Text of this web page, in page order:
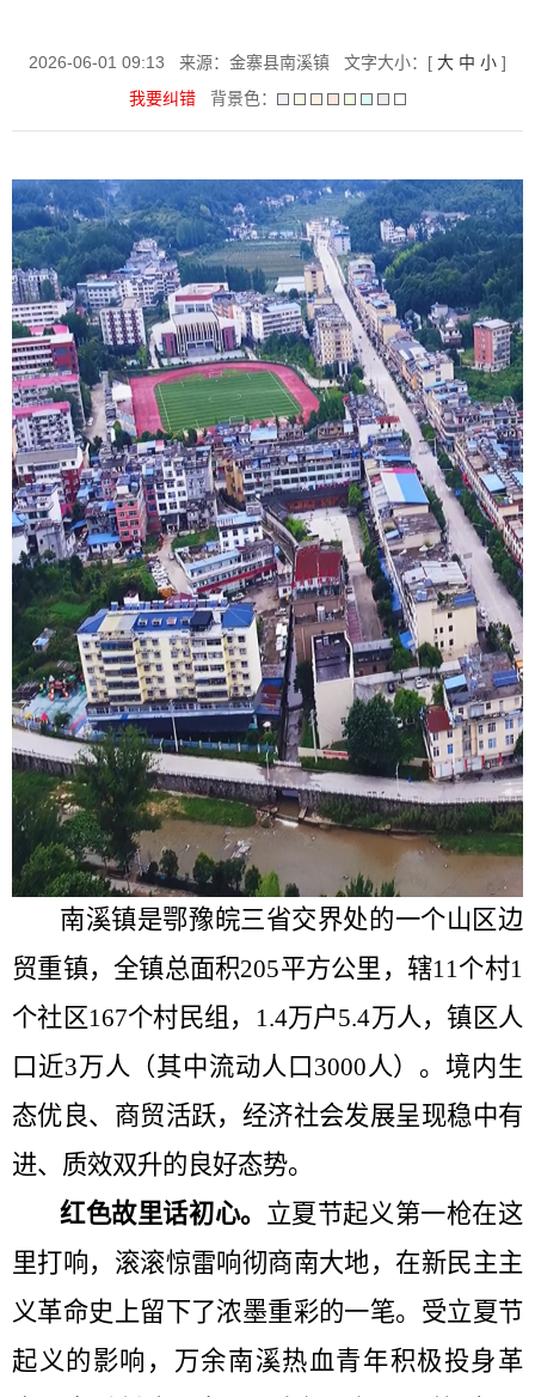
2026-06-01 09:13 来源：金寨县南溪镇 文字大小：[大 中 小 ]
我要纠错
背景色：
南溪镇是鄂豫皖三省交界处的一个山区边
贸重镇，全镇总面积205平方公里，辖11 个村1
个社区167个村民组， 1.4万户5.4万人，镇区人
口近3万人（其中流动人口 3000 人）。境内生
态优良、商贸活跃，经济社会发展呈现稳中有
进、质效双升的良好态势。
红色故里话初心。 立夏节起义第一枪在这
里打响，滚滚惊雷响彻商南大地，在新民主主
义革命史上留下了浓墨重彩的一笔。受立夏节
起义的影响，万余南溪热血青年积极投身革